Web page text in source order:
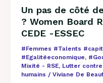
Un pas de côté
? Women Board
CEDE -ESSEC
#Femmes #Talents
#Egalitéeconomique,
Mixité - RSE, Lutter
humains / Viviane De